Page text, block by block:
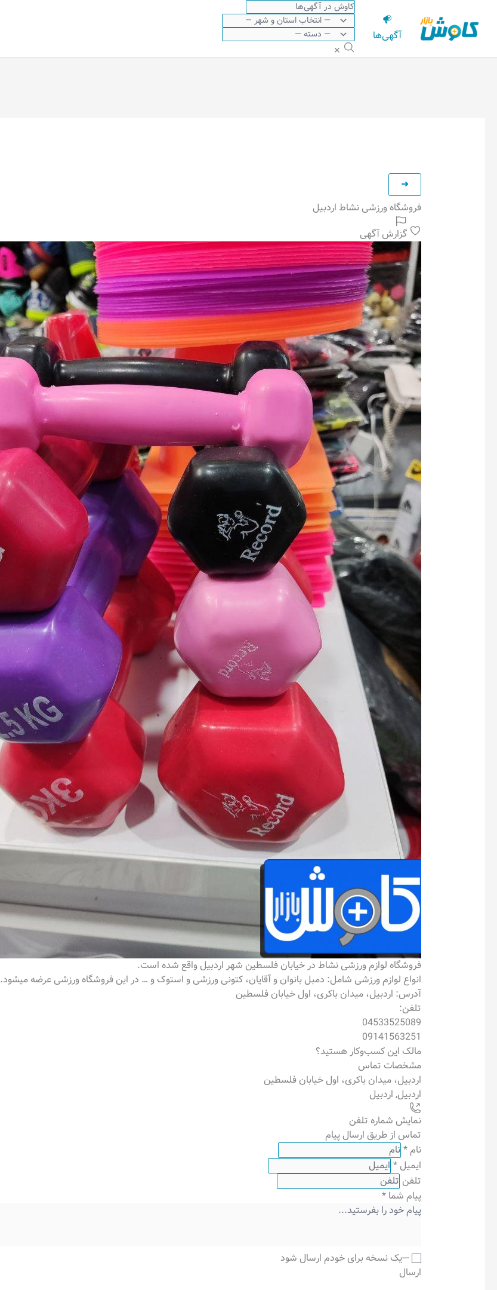
محتوا
آگهی‌ها
✕
فروشگاه ورزشی نشاط اردبیل
گزارش آگهی
فروشگاه لوازم ورزشی نشاط در خیابان فلسطین شهر اردبیل واقع شده است.
انواع لوازم ورزشی شامل: دمبل بانوان و آقایان، کتونی ورزشی و استوک و … در این فروشگاه ورزشی عرضه میشود.
آدرس: اردبیل، میدان باکری، اول خیابان فلسطین
تلفن:
04533525089
09141563251
مالک این کسب‌وکار هستید؟
مشخصات تماس
اردبیل، میدان باکری، اول خیابان فلسطین
اردبیل, اردبیل
نمایش شماره تلفن
تماس از طریق ارسال پیام
نام*
ایمیل *
تلفن
پیام شما *
---یک نسخه برای خودم ارسال شود
ارسال